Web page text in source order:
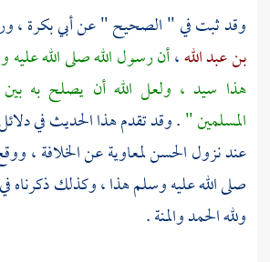
وقد ثبت في " الصحيح " عنأبي بكرة،
بن عبد الله،أن رسول الله صلى الله
هذا سيد ، ولعل الله أن يصلح به
المسلمين ". وقد تقدم هذا الحديث في
عند نزولالحسنلمعاويةعن الخلافة ،
صلى الله عليه وسلم هذا ، وكذلك ذكرناه
ولله الحمد والمنة .